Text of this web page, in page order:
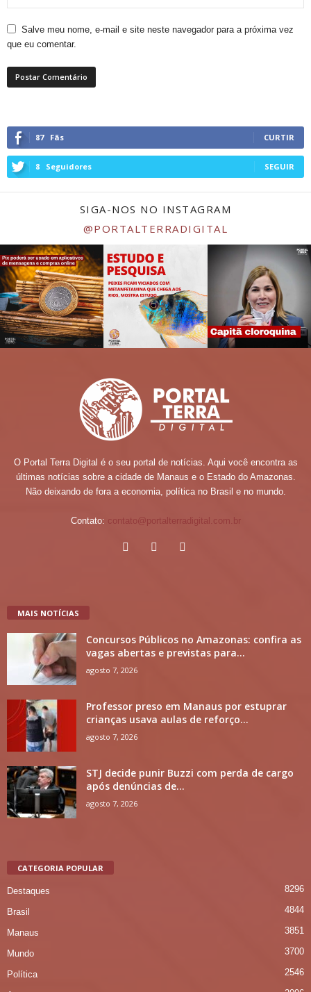
Salve meu nome, e-mail e site neste navegador para a próxima vez
que eu comentar.
87 Fãs CURTIR
8 Seguidores SEGUIR
SIGA-NOS NO INSTAGRAM
@PORTALTERRADIGITAL
O Portal Terra Digital é o seu portal de notícias. Aqui você encontra as
últimas notícias sobre a cidade de Manaus e o Estado do Amazonas.
Não deixando de fora a economia, política no Brasil e no mundo.
Contato: contato@portalterradigital.com.br
MAIS NOTÍCIAS
Concursos Públicos no Amazonas: confira as
vagas abertas e previstas para...
agosto 7, 2026
Professor preso em Manaus por estuprar
crianças usava aulas de reforço...
agosto 7, 2026
STJ decide punir Buzzi com perda de cargo
após denúncias de...
agosto 7, 2026
CATEGORIA POPULAR
Destaques 8296
Brasil 4844
Manaus 3851
Mundo 3700
Política 2546